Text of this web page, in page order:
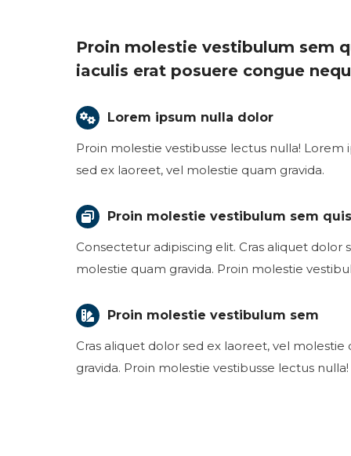
Proin molestie vestibulum sem
iaculis erat posuere congue
Lorem ipsum nulla dolor
Proin molestie vestibusse lectus nulla!
sed ex laoreet, vel molestie quam gravida.
Proin molestie vestibulum sem
Consectetur adipiscing elit. Cras aliquet dolor
molestie quam gravida. Proin molestie
Proin molestie vestibulum sem
Cras aliquet dolor sed ex laoreet, vel
gravida. Proin molestie vestibusse lectus nulla!